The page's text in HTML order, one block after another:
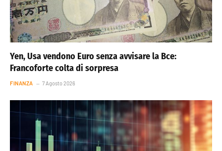
Yen, Usa vendono Euro senza avvisare la Bce:
Francoforte colta di sorpresa
FINANZA 7 Agosto 2026